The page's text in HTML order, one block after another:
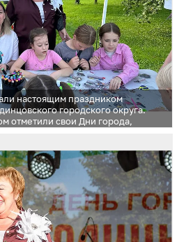
настоящим праздником
городского округа.
отметили свои Дни города,